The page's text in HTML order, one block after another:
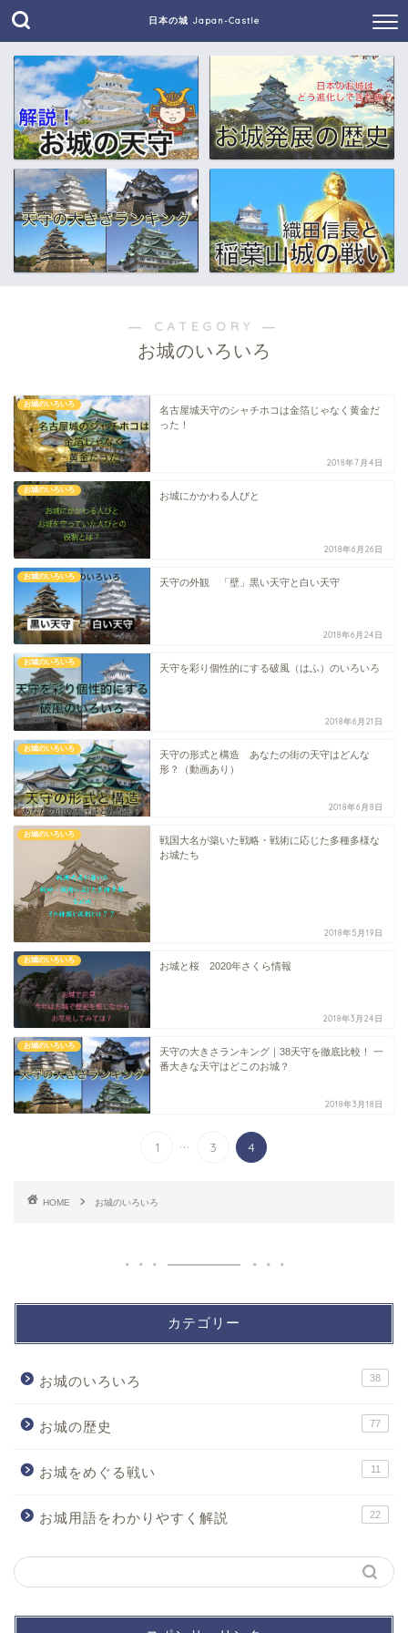
日本の城 Japan-Castle
― CATEGORY ―
お城のいろいろ
お城のいろいろ
名古屋城天守のシャチホコは金箔じゃなく黄金だ
った！
2018年7月4日
お城のいろいろ
お城にかかわる人びと
2018年6月26日
お城のいろいろ
天守の外観 「壁」黒い天守と白い天守
2018年6月24日
お城のいろいろ
天守を彩り個性的にする破風（はふ）のいろいろ
2018年6月21日
お城のいろいろ
天守の形式と構造 あなたの街の天守はどんな
形？（動画あり）
2018年6月8日
お城のいろいろ
戦国大名が築いた戦略・戦術に応じた多種多様な
お城たち
2018年5月19日
お城のいろいろ
お城と桜 2020年さくら情報
2018年3月24日
お城のいろいろ
天守の大きさランキング｜38天守を徹底比較！ 一
番大きな天守はどこのお城？
2018年3月18日
1 ... 3 4
HOME お城のいろいろ
カテゴリー
お城のいろいろ 38
お城の歴史 77
お城をめぐる戦い 11
お城用語をわかりやすく解説 22